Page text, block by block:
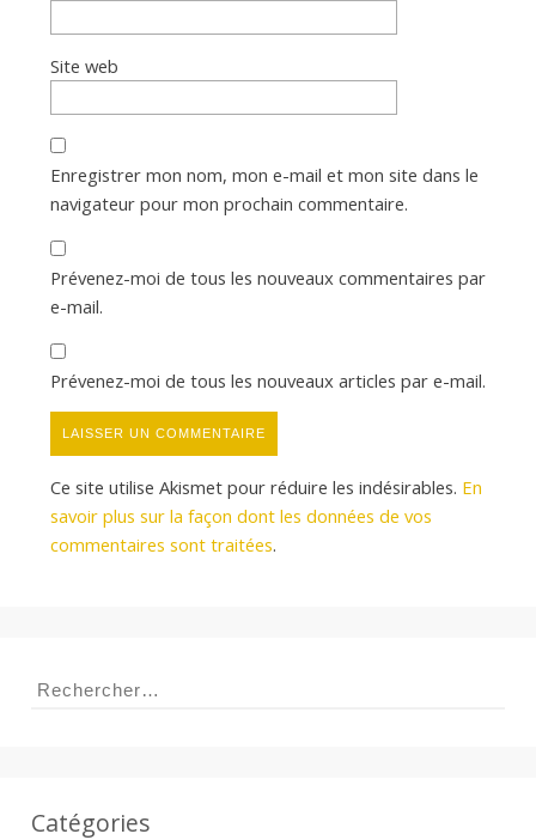
Site web
Enregistrer mon nom, mon e-mail et mon site dans le
navigateur pour mon prochain commentaire.
Prévenez-moi de tous les nouveaux commentaires par
e-mail.
Prévenez-moi de tous les nouveaux articles par e-mail.
Ce site utilise Akismet pour réduire les indésirables. En
savoir plus sur la façon dont les données de vos
commentaires sont traitées.
Rechercher :
Catégories